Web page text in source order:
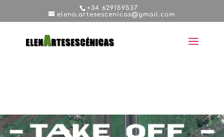
+34 629159537
elena.artesescenicas@gmail.com